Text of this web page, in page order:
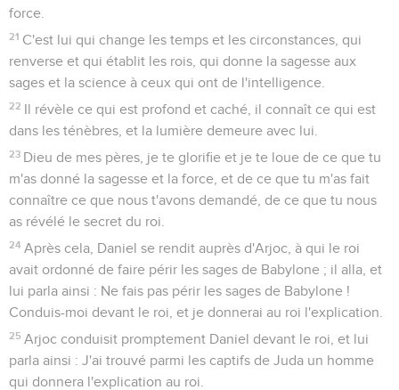
force.
21 C'est lui qui change les temps et les circonstances, qui
renverse et qui établit les rois, qui donne la sagesse aux
sages et la science à ceux qui ont de l'intelligence.
22 Il révèle ce qui est profond et caché, il connaît ce qui est
dans les ténèbres, et la lumière demeure avec lui.
23 Dieu de mes pères, je te glorifie et je te loue de ce que tu
m'as donné la sagesse et la force, et de ce que tu m'as fait
connaître ce que nous t'avons demandé, de ce que tu nous
as révélé le secret du roi.
24 Après cela, Daniel se rendit auprès d'Arjoc, à qui le roi
avait ordonné de faire périr les sages de Babylone ; il alla, et
lui parla ainsi : Ne fais pas périr les sages de Babylone !
Conduis-moi devant le roi, et je donnerai au roi l'explication.
25 Arjoc conduisit promptement Daniel devant le roi, et lui
parla ainsi : J'ai trouvé parmi les captifs de Juda un homme
qui donnera l'explication au roi.